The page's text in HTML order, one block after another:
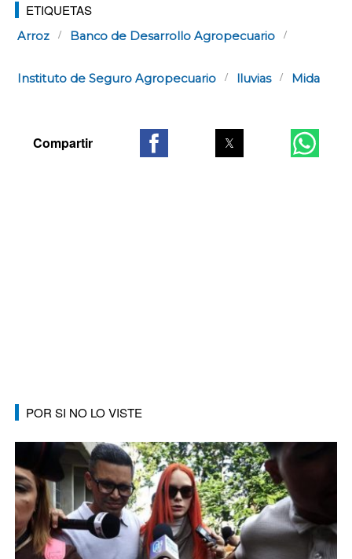
ETIQUETAS
Arroz Banco de Desarrollo Agropecuario
Instituto de Seguro Agropecuario lluvias Mida
POR SI NO LO VISTE